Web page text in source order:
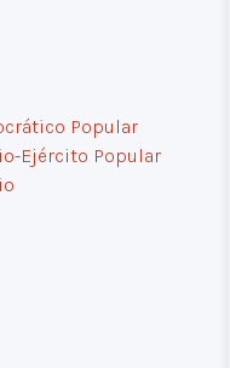
Popular
Ejército Popular